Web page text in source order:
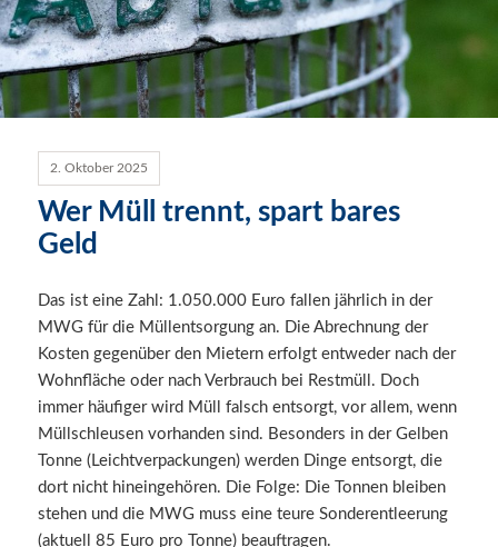
2. Oktober 2025
Wer Müll trennt, spart bares
Geld
Das ist eine Zahl: 1.050.000 Euro fallen jährlich in der
MWG für die Müllentsorgung an. Die Abrechnung der
Kosten gegenüber den Mietern erfolgt entweder nach der
Wohnfläche oder nach Verbrauch bei Restmüll. Doch
immer häufiger wird Müll falsch entsorgt, vor allem, wenn
Müllschleusen vorhanden sind. Besonders in der Gelben
Tonne (Leichtverpackungen) werden Dinge entsorgt, die
dort nicht hineingehören. Die Folge: Die Tonnen bleiben
stehen und die MWG muss eine teure Sonderentleerung
(aktuell 85 Euro pro Tonne) beauftragen.